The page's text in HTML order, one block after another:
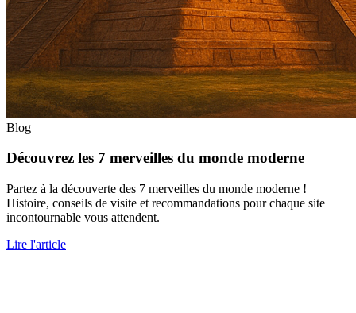
Blog
Découvrez les 7 merveilles du monde moderne
Partez à la découverte des 7 merveilles du monde moderne !
Histoire, conseils de visite et recommandations pour chaque site
incontournable vous attendent.
Lire l'article